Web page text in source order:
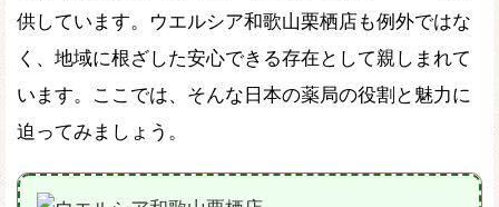
供しています。ウエルシア和歌山栗栖店も例外ではな
く、地域に根ざした安心できる存在として親しまれて
います。ここでは、そんな日本の薬局の役割と魅力に
迫ってみましょう。